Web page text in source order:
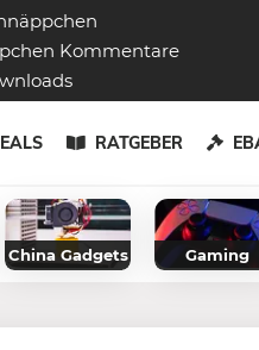
Kommentare
RATGEBER
China Gadgets Gaming